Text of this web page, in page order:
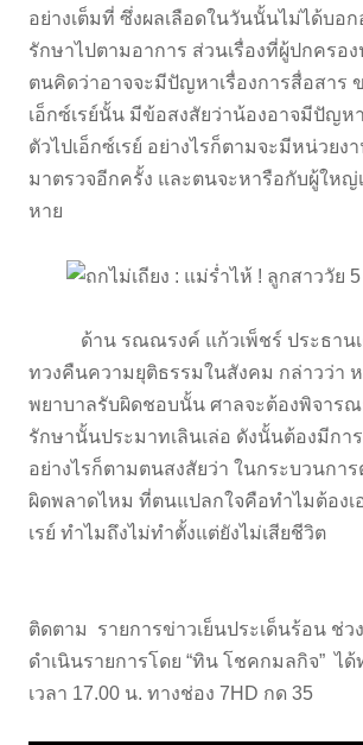
อย่างเต็มที่ ซึ่งผลเลือดในวันนั้นไม่ได้บอก
รักษาไปตามอาการ ส่วนเรื่องที่ผู้ปกครอ
ตนคิดว่าอาจจะมีปัญหาเรื่องการสื่อสาร
เอ็กซ์เรย์นั้น มีข้อสงสัยว่าน้องอาจมีปัญห
ตัวไปเอ็กซ์เรย์ อย่างไรก็ตามจะมีหน่วยง
มาตรวจอีกครั้ง และตนจะหารือกับผู้ใหญ่เ
หาย
ด้าน รณณรงค์ แก้วเพ็ชร์ ประธานเ
ทวงคืนความยุติธรรมในสังคม กล่าวว่า ห
พยาบาลรับผิดชอบนั้น ศาลจะต้องพิจาร
รักษานั้นประมาทเลินเล่อ ดังนั้นต้องมีกา
อย่างไรก็ตามตนสงสัยว่า ในกระบวนกา
ผิดพลาดไหม ที่ตนแปลกใจคือทำไมต้องเ
เรย์ ทำไมถึงไม่ทำตั้งแต่ยังไม่เสียชีวิต
ติดตาม รายการข่าวเย็นประเด็นร้อน ช่ว
ดำเนินรายการโดย “ทิน โชคกมลกิจ” ไ
เวลา 17.00 น. ทางช่อง 7HD กด 35